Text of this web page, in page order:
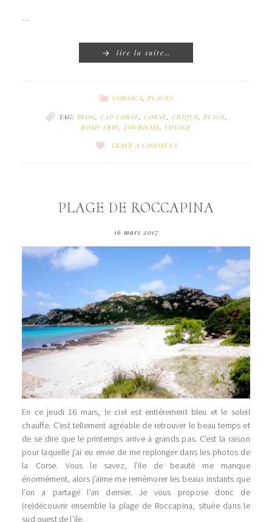
…
lire la suite…
CORSICA, PLAGES
TAG: BLOG, CAP CORSE, CORSE, CRIQUE, PLAGE,
ROAD TRIP, TOURISME, VOYAGE
LEAVE A COMMENT
PLAGE DE ROCCAPINA
16 mars 2017
En ce jeudi 16 mars, le ciel est entièrement bleu et le soleil
chauffe. C’est tellement agréable de retrouver le beau temps et
de se dire que le printemps arrive à grands pas. C’est la raison
pour laquelle j’ai eu envie de me replonger dans les photos de
la Corse. Vous le savez, l’ile de beauté me manque
énormément, alors j’aime me remémorer les beaux instants que
l’on a partagé l’an dernier. Je vous propose donc de
(re)découvrir ensemble la plage de Roccapina, située dans le
sud ouest de l’ile.